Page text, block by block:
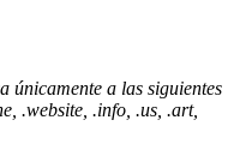
únicamente a las siguientes
.website, .info, .us, .art,